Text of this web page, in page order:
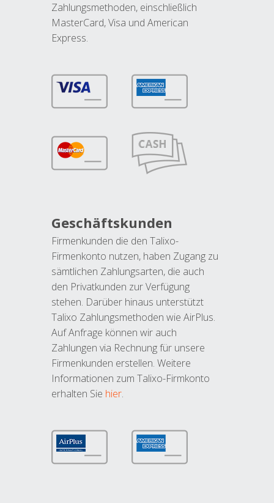
Zahlungsmethoden, einschließlich
MasterCard, Visa und American
Express.
Geschäftskunden
Firmenkunden die den Talixo-
Firmenkonto nutzen, haben Zugang zu
sämtlichen Zahlungsarten, die auch
den Privatkunden zur Verfügung
stehen. Darüber hinaus unterstützt
Talixo Zahlungsmethoden wie AirPlus.
Auf Anfrage können wir auch
Zahlungen via Rechnung für unsere
Firmenkunden erstellen. Weitere
Informationen zum Talixo-Firmkonto
erhalten Sie hier.